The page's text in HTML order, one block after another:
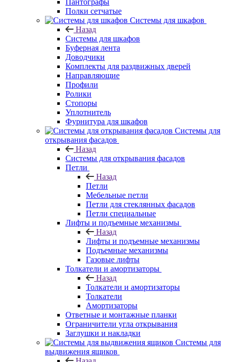
Пантографы
Полки сетчатые
Системы для шкафов
Назад
Системы для шкафов
Буферная лента
Доводчики
Комплекты для раздвижных дверей
Направляющие
Профили
Ролики
Стопоры
Уплотнитель
Фурнитура для шкафов
Системы для
открывания фасадов
Назад
Системы для открывания фасадов
Петли
Назад
Петли
Мебельные петли
Петли для стеклянных фасадов
Петли специальные
Лифты и подъемные механизмы
Назад
Лифты и подъемные механизмы
Подъемные механизмы
Газовые лифты
Толкатели и амортизаторы
Назад
Толкатели и амортизаторы
Толкатели
Амортизаторы
Ответные и монтажные планки
Ограничители угла открывания
Заглушки и накладки
Системы для
выдвижения ящиков